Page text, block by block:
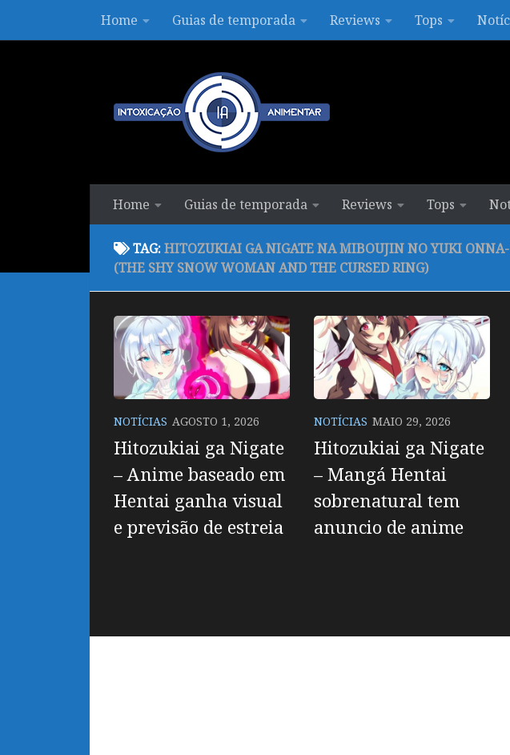
Skip to contentHome Guias de temporada Reviews Tops
Home Guias de temporada Reviews Tops
TAG:HITOZUKIAI GA NIGATE NA MIBOUJIN NO YUKI
(THE SHY SNOW WOMAN AND THE CURSED RING)
NOTÍCIAS AGOSTO 1, 2026
Hitozukiai ga Nigate
– Anime baseado em
Hentai ganha visual
e previsão de estreia
NOTÍCIAS MAIO 29, 2026
Hitozukiai ga Nigate
– Mangá Hentai
sobrenatural tem
anuncio de anime